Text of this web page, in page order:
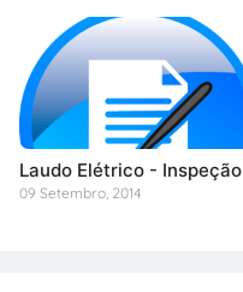
Laudo Elétrico - Inspeção
09 Setembro, 2014